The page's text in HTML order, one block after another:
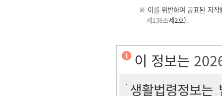
※ 이를 위반하여 공표된 저작
제138조제2호).
이 정보는
생활법령정보